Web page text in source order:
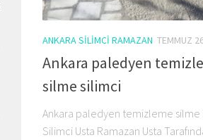
ANKARA SILIMCI RAMAZAN TEMMUZ
Ankara paledyen
silme silimci
Ankara paledyen temizleme silme
Silimci Usta Ramazan Usta